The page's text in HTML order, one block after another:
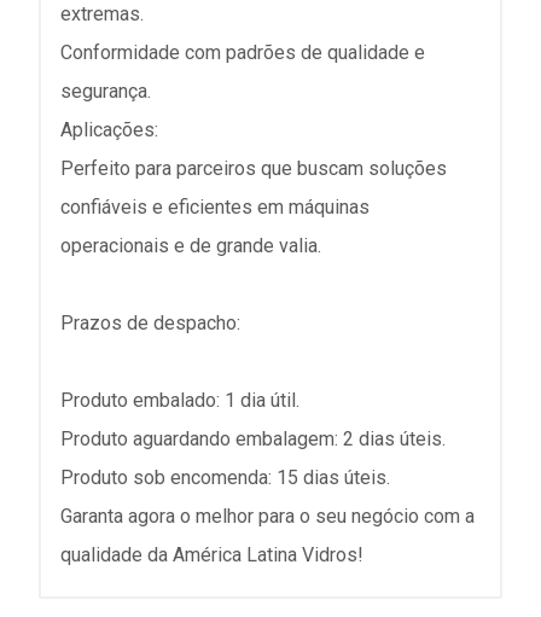
extremas.
Conformidade com padrões de qualidade e
segurança.
Aplicações:
Perfeito para parceiros que buscam soluções
confiáveis e eficientes em máquinas
operacionais e de grande valia.
Prazos de despacho:
Produto embalado: 1 dia útil.
Produto aguardando embalagem: 2 dias úteis.
Produto sob encomenda: 15 dias úteis.
Garanta agora o melhor para o seu negócio com a
qualidade da América Latina Vidros!